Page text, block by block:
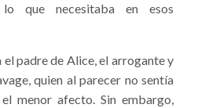
que necesitaba en esos
padre de Alice, el arrogante y
quien al parecer no sentía
menor afecto. Sin embargo,